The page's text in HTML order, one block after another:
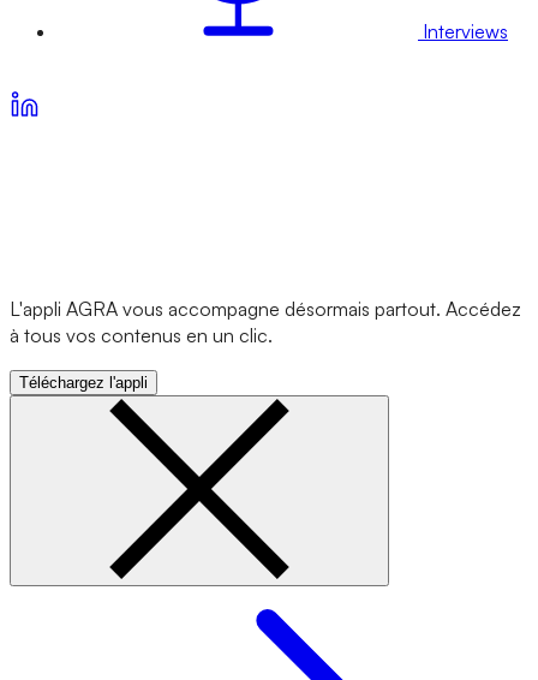
Interviews
L'appli AGRA vous accompagne désormais partout. Accédez
à tous vos contenus en un clic.
Téléchargez l'appli